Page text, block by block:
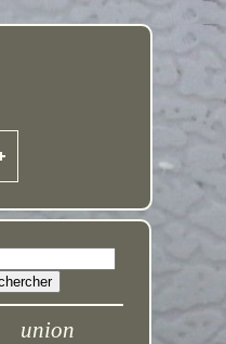
union